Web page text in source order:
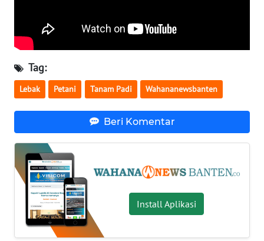
Tag:
Lebak Petani Tanam Padi Wahananewsbanten
Beri Komentar
Install Aplikasi
BABEL
WN
SUMBAR
WN
BENGKULU
WN
LAMPUNG
WN